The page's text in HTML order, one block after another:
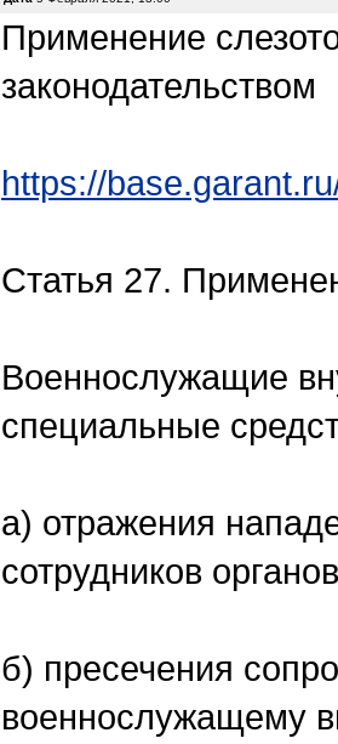
Применение
законодательством
https://
Статья 27.
Военнослужащие
специальные
а) отражения
сотрудников
б) пресечения
военнослужащему